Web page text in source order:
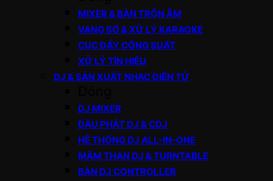
MIXER & BÀN TRỘN ÂM
VANG SỐ & XỬ LÝ KARAOKE
CỤC ĐẨY CÔNG SUẤT
XỬ LÝ TÍN HIỆU
DJ & SẢN XUẤT NHẠC ĐIỆN TỬ
DJ MIXER
ĐẦU PHÁT DJ & CDJ
HỆ THỐNG DJ ALL-IN-ONE
MÂM THAN DJ & TURNTABLE
BÀN DJ CONTROLLER